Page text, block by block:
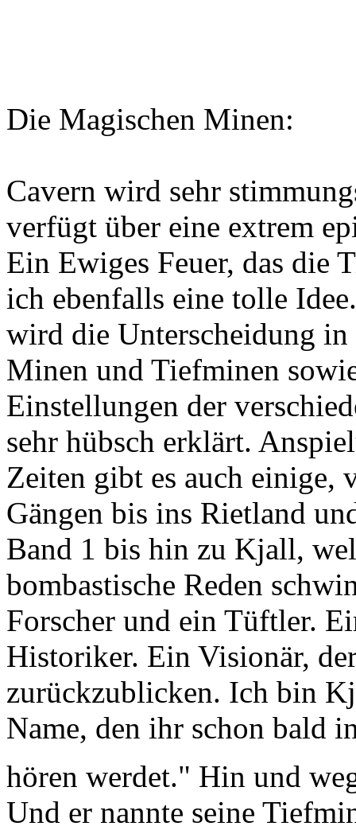
Die Magischen Minen:
Cavern wird sehr
verfügt über eine extrem
Ein Ewiges Feuer, das die
ich ebenfalls eine tolle
wird die Unterscheidung
Minen und Tiefminen
Einstellungen der
sehr hübsch erklärt.
Zeiten gibt es auch einige,
Gängen bis ins Rietland
Band 1 bis hin zu Kjall,
bombastische Reden
Forscher und ein Tüftler.
Historiker. Ein Visionär,
zurückzublicken. Ich bin
Name, den ihr schon bald
hören werdet." Hin und
Und er nannte seine